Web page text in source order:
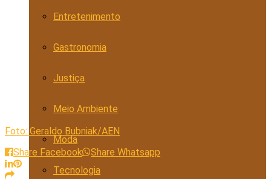
Entretenimento
Gastronomia
Justiça
Meio Ambiente
Moda
Tecnologia
Foto: Geraldo Bubniak/AEN
Share Facebook
Share Whatsapp